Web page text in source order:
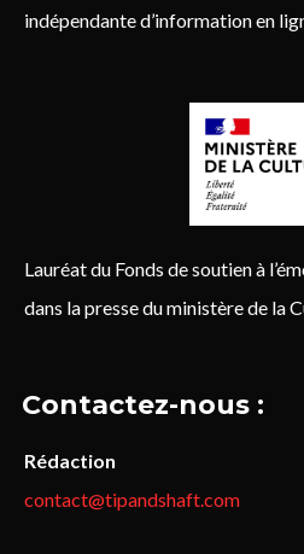
indépendante d’information en
Lauréat du Fonds de soutien à
dans la presse du ministère de la
Contactez-nous :
Rédaction
contact@tipandshaft.com